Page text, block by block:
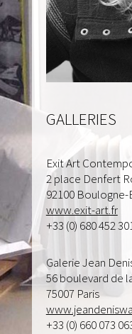
GALLERIES
Exit Art
2 place Denfert
92100
www.exit-art.fr
+33 (0) 680 452
Galerie Jean
56 boulevard de
75007 Paris
+33 (0) 660 073